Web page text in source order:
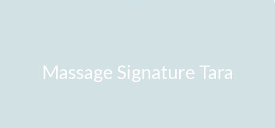
Massage Signature Tara